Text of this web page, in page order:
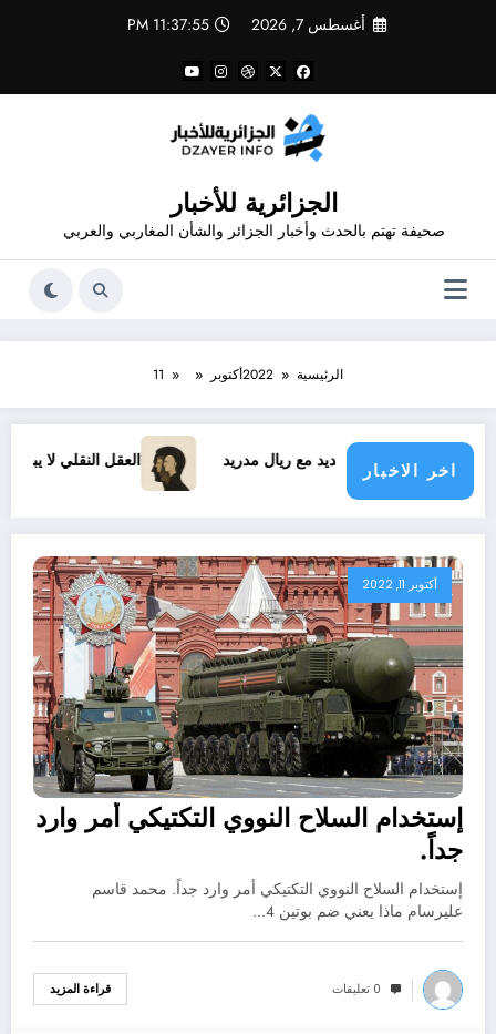
أغسطس 7, 2026 11:37:55 PM
الجزائرية للأخبار
صحيفة تهتم بالحدث وأخبار الجزائر والشأن المغاربي والعربي
الرئيسية 2022أكتوبر 11
اخر الاخبار
الجديد مع ريال مدريد العقل النقلي لا يبدع حتى في
أكتوبر 11, 2022
إستخدام السلاح النووي التكتيكي أمر وارد
جداً.
إستخدام السلاح النووي التكتيكي أمر وارد جداً. محمد قاسم
عليرسام ماذا يعني ضم بوتين 4…
0 تعليقات قراءة المزيد